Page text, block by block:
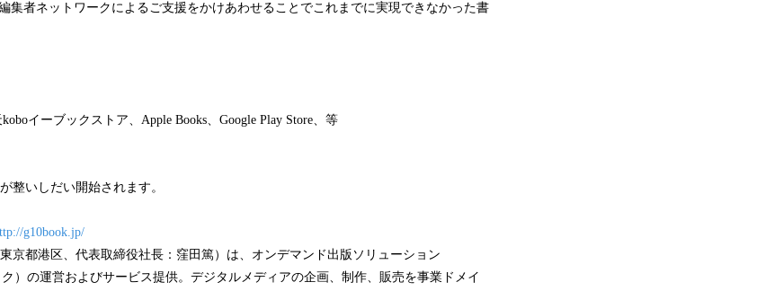
集者ネットワークによるご支援をかけあわせることでこれまでに実現できなかった書
イーブックストア、Apple Books、Google Play Store、等
整いしだい開始されます。
g10book.jp/
東京都港区、代表取締役社長：窪田篤）は、オンデマンド出版ソリューション
ク）の運営およびサービス提供。デジタルメディアの企画、制作、販売を事業ドメイ